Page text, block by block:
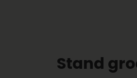
Stand